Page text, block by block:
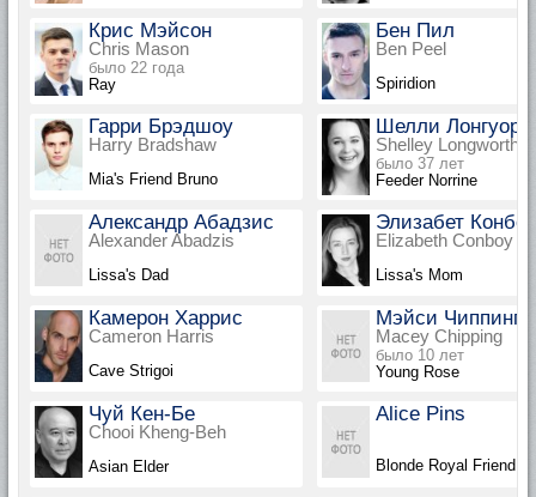
Крис Мэйсон
Chris Mason
было 22 года
Ray
Бен Пил
Ben Peel
Spiridion
Гарри Брэдшоу
Harry Bradshaw
Mia's Friend Bruno
Шелли Лонгуорт
Shelley Longworth
было 37 лет
Feeder Norrine
Александр Абадзис
Alexander Abadzis
Lissa's Dad
Элизабет
Elizabeth Conboy
Lissa's Mom
Камерон Харрис
Cameron Harris
Cave Strigoi
Мэйси Чиппинг
Macey Chipping
было 10 лет
Young Rose
Чуй Кен-Бе
Chooi Kheng-Beh
Asian Elder
Alice Pins
Blonde Royal Friend